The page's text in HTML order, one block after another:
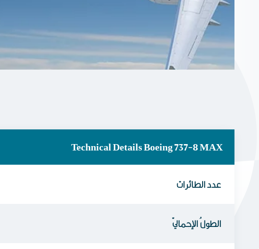
Technical Details Boeing 737-8 MAX
عدد الطائرات
الطولُ الإجماليّ